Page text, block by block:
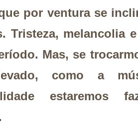
por ventura se
Tristeza, melancolia
Mas, se
como a
estaremos